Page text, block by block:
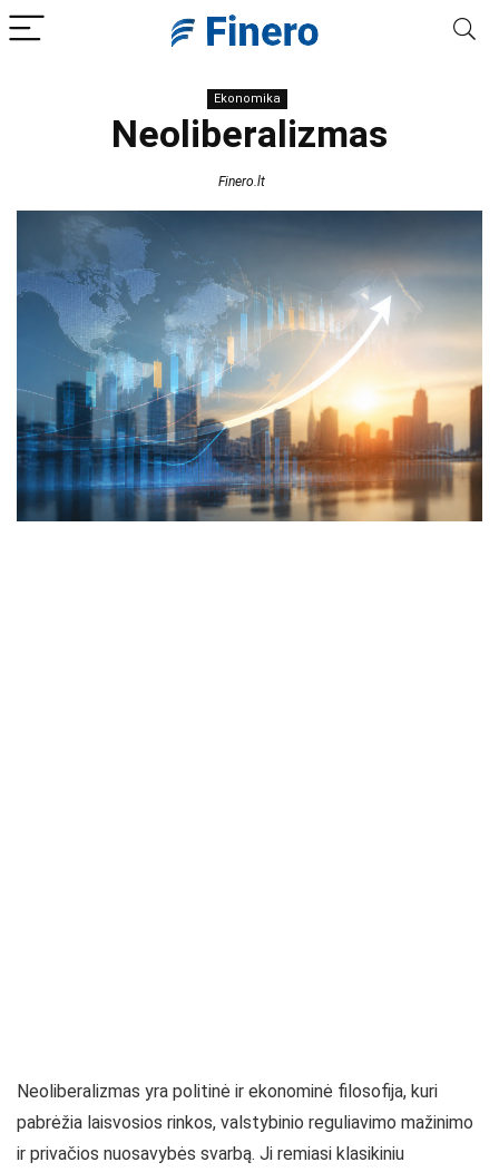
Ekonomika
Neoliberalizmas
Finero.lt
Neoliberalizmas yra politinė ir ekonominė filosofija, kuri
pabrėžia laisvosios rinkos, valstybinio reguliavimo mažinimo
ir privačios nuosavybės svarbą. Ji remiasi klasikiniu